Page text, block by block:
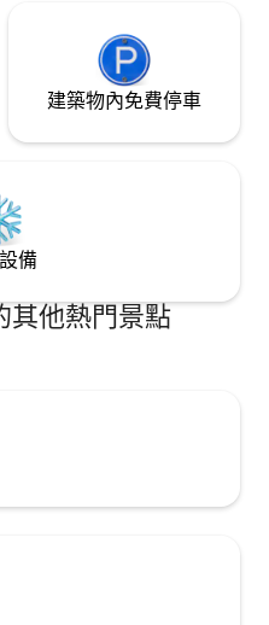
建築物內免費停車
備
其他熱門景點